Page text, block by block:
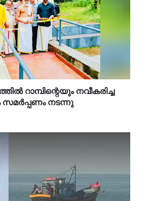
റാമ്പിന്റെയും നവീകരിച്ച
നടന്നു